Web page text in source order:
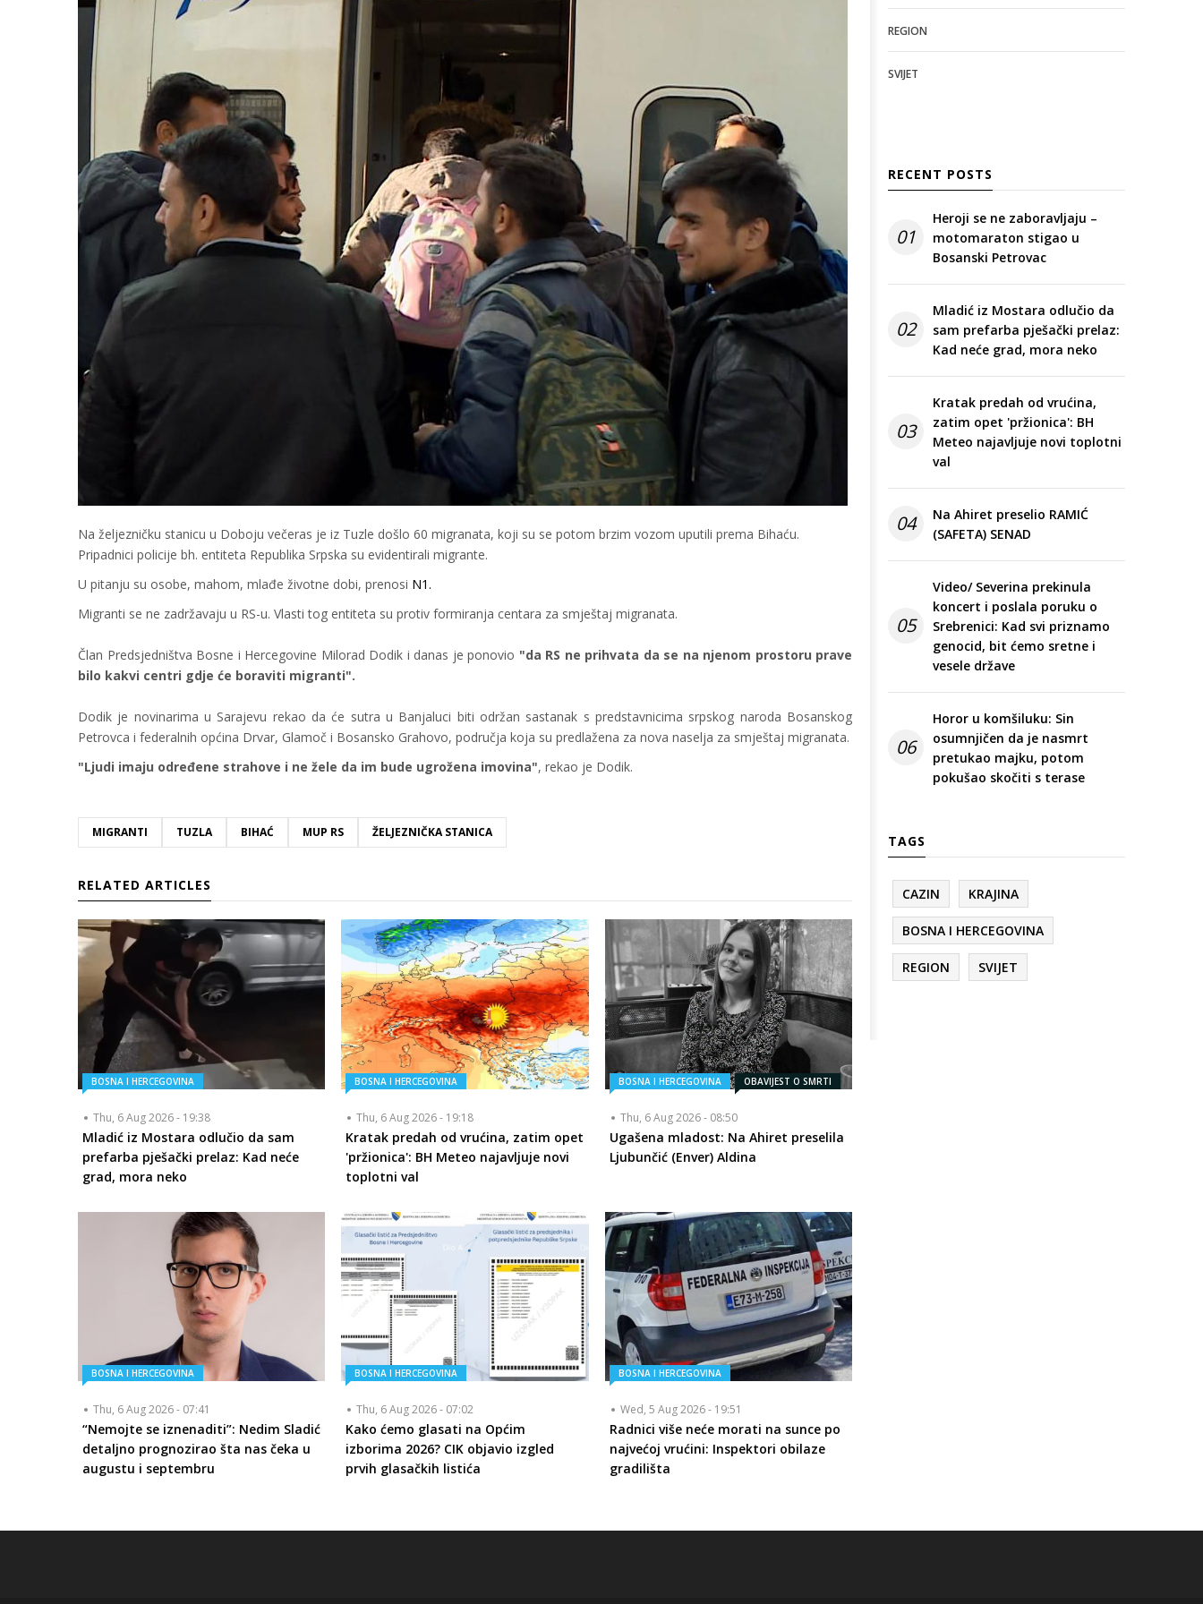
Na željezničku stanicu u Doboju večeras je iz Tuzle došlo 60 migranata, koji su se potom brzim vozom uputili prema Bihaću.
Pripadnici policije bh. entiteta Republika Srpska su evidentirali migrante.
U pitanju su osobe, mahom, mlađe životne dobi, prenosi N1.
Migranti se ne zadržavaju u RS-u. Vlasti tog entiteta su protiv formiranja centara za smještaj migranata.
Član Predsjedništva Bosne i Hercegovine Milorad Dodik i danas je ponovio "da RS ne prihvata da se na njenom prostoru prave
bilo kakvi centri gdje će boraviti migranti".
Dodik je novinarima u Sarajevu rekao da će sutra u Banjaluci biti održan sastanak s predstavnicima srpskog naroda Bosanskog
Petrovca i federalnih općina Drvar, Glamoč i Bosansko Grahovo, područja koja su predlažena za nova naselja za smještaj migranata.
"Ljudi imaju određene strahove i ne žele da im bude ugrožena imovina", rekao je Dodik.
MIGRANTI TUZLA BIHAĆ MUP RS ŽELJEZNIČKA STANICA
RELATED ARTICLES
BOSNA I HERCEGOVINA
Thu, 6 Aug 2026 - 19:38
Mladić iz Mostara odlučio da sam
prefarba pješački prelaz: Kad neće
grad, mora neko
BOSNA I HERCEGOVINA
Thu, 6 Aug 2026 - 19:18
Kratak predah od vrućina, zatim opet
'pržionica': BH Meteo najavljuje novi
toplotni val
BOSNA I HERCEGOVINA OBAVIJEST O SMRTI
Thu, 6 Aug 2026 - 08:50
Ugašena mladost: Na Ahiret preselila
Ljubunčić (Enver) Aldina
BOSNA I HERCEGOVINA
Thu, 6 Aug 2026 - 07:41
“Nemojte se iznenaditi”: Nedim Sladić
detaljno prognozirao šta nas čeka u
augustu i septembru
BOSNA I HERCEGOVINA
Thu, 6 Aug 2026 - 07:02
Kako ćemo glasati na Općim
izborima 2026? CIK objavio izgled
prvih glasačkih listića
BOSNA I HERCEGOVINA
Wed, 5 Aug 2026 - 19:51
Radnici više neće morati na sunce po
najvećoj vrućini: Inspektori obilaze
gradilišta
REGION
SVIJET
RECENT POSTS
01
Heroji se ne zaboravljaju –
motomaraton stigao u
Bosanski Petrovac
02
Mladić iz Mostara odlučio da
sam prefarba pješački prelaz:
Kad neće grad, mora neko
03
Kratak predah od vrućina,
zatim opet 'pržionica': BH
Meteo najavljuje novi toplotni
val
04
Na Ahiret preselio RAMIĆ
(SAFETA) SENAD
05
Video/ Severina prekinula
koncert i poslala poruku o
Srebrenici: Kad svi priznamo
genocid, bit ćemo sretne i
vesele države
06
Horor u komšiluku: Sin
osumnjičen da je nasmrt
pretukao majku, potom
pokušao skočiti s terase
TAGS
CAZIN KRAJINA
BOSNA I HERCEGOVINA
REGION SVIJET